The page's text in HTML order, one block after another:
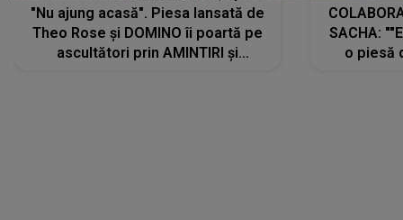
"Nu ajung acasă". Piesa lansată de
Theo Rose și DOMINO îi poartă pe
ascultători prin AMINTIRI și
SACHA:
o piesă